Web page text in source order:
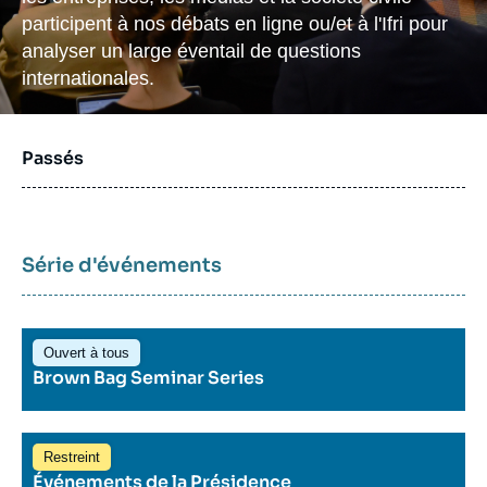
Se connecter
Nous soutenir
participent à nos débats en ligne ou/et à l'Ifri pour
analyser un large éventail de questions
internationales.
Passés
Mardi 9 décembre 2025
Les Dialogues des Amis de l'Ifri -
édition 2025
Conférence
Voir plus
Série d'événements
Ouvert à tous
Brown Bag Seminar Series
Restreint
Événements de la Présidence